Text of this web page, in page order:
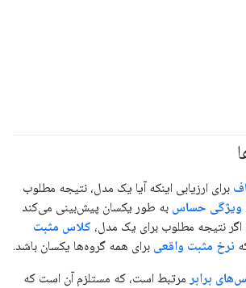
برای ارزیابی اینکه آیا یک مدل، نتیجه مطلوب
ویژگی حساس به طور یکسان پیش‌بینی می‌کند
اگر نتیجه مطلوب برای یک مدل، کلاس مثبت
نرخ مثبت واقعی برای همه گروه‌ها یکسان باشد.
برابر مرتبط است، که مستلزم آن است که